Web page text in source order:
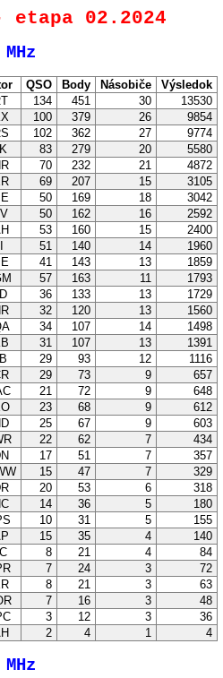
etapa 02.2024
QSO Body Násobiče
Výsledok
134 451 30
13530
100 379 26
9854
102 362 27
9774
83 279 20
5580
70 232 21
4872
69 207 15
3105
50 169 18
3042
50 162 16
2592
53 160 15
2400
51 140 14
1960
41 143 13
1859
57 163 11
1793
36 133 13
1729
32 120 13
1560
34 107 14
1498
31 107 13
1391
29 93 12
1116
29 73 9
657
21 72 9
648
23 68 9
612
25 67 9
603
22 62 7
434
17 51 7
357
15 47 7
329
20 53 6
318
14 36 5
180
10 31 5
155
15 35 4
140
8 21 4
84
7 24 3
72
8 21 3
63
7 16 3
48
3 12 3
36
2 4 1 4